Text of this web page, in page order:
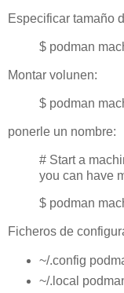
Especificar tamaño
$ podman
Montar volunen:
$ podman
ponerle un nombre:
# Start a
you can have
$ podman
Ficheros de
~/.config
~/.local